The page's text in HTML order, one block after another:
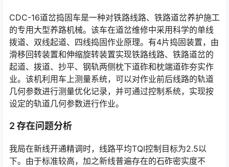
CDC-16道岔捣固车是一种对铁路线路、铁路道岔养护施工
的专用大型养路机械。该车在道岔维修中采用科学的单线
拨道、双线起道、四线捣固作业原理。有4片捣固装置，由
滑移回转装置和伸缩旋转装置实现铁路线路、铁路道岔的
起道、拨道、抄平、钢轨两侧枕下道砟和枕端道砟夯实作
业。该机利用车上测量系统，可以对作业前后线路的轨道
几何参数进行测量优化记录，并可通过控制系统，实现按
设定的轨道几何参数进行作业。󠅅󠅃󠄵󠅂󠄪󠇖󠆨󠆨󠇕󠆞󠆒󠅬󠇘󠆭󠆘󠇙󠆝󠅵󠇗󠆭󠆁󠄐󠇗󠅹󠅸󠇖󠆍󠅳󠇖󠅹󠅰󠇖󠆌󠅹
2 存在问题分析
我局在新线开通精调时，线路平均TQI控制目标为2.5以
下。由于标准较高，加之新线普遍存在的石砟密实度不